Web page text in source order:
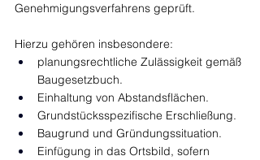
Genehmigungsverfahrens geprüft.
Hierzu gehören insbesondere:
planungsrechtliche Zulässigkeit gemäß
Baugesetzbuch.
Einhaltung von Abstandsflächen.
Grundstücksspezifische Erschließung.
Baugrund und Gründungssituation.
Einfügung in das Ortsbild, sofern